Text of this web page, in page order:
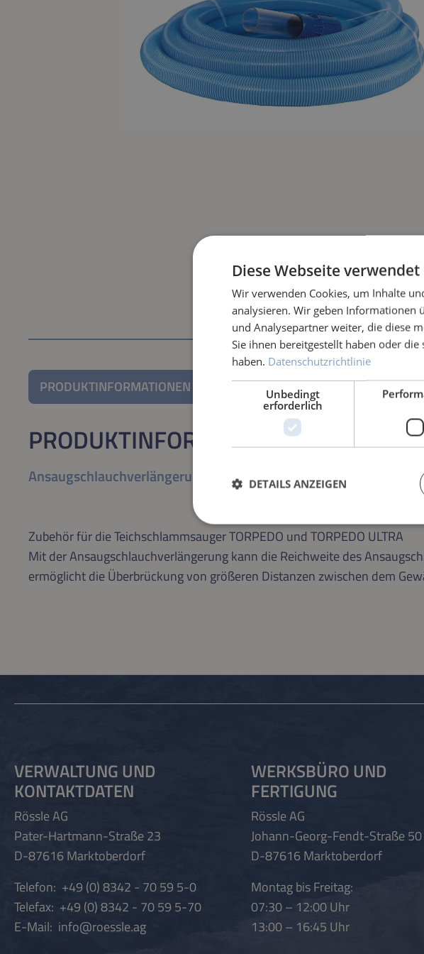
PRODUKTINFORMATIONEN
PRODUKTINFORMATIONEN
Ansaugschlauchverlängerung, 12 m, ø 50 mm
Zubehör für die Teichschlammsauger TORPEDO und TORPEDO ULTRA
Mit der Ansaugschlauchverlängerung kann die Reichweite des
ermöglicht die Überbrückung von größeren Distanzen zwischen dem
VERWALTUNG UND
KONTAKTDATEN
Rössle AG
Pater-Hartmann-Straße 23
D-87616 Marktoberdorf
Telefon: +49 (0) 8342 - 70 59 5-0
Telefax: +49 (0) 8342 - 70 59 5-70
E-Mail: info@roessle.ag
WERKSBÜRO UND
FERTIGUNG
Rössle AG
Johann-Georg-Fendt-Straße 50
D-87616 Marktoberdorf
Montag bis Freitag:
07:30 – 12:00 Uhr
13:00 – 16:45 Uhr
Diese Webseite verwendet
Wir verwenden Cookies, um Inhalte
analysieren. Wir geben Informationen
und Analysepartner weiter, die diese
Sie ihnen bereitgestellt haben oder
haben. Datenschutzrichtlinie
Unbedingt
erforderlich
DETAILS ANZEIGEN